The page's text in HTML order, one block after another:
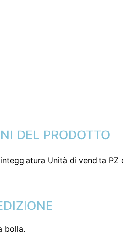
DEL PRODOTTO
Unità di vendita PZ
bolla.